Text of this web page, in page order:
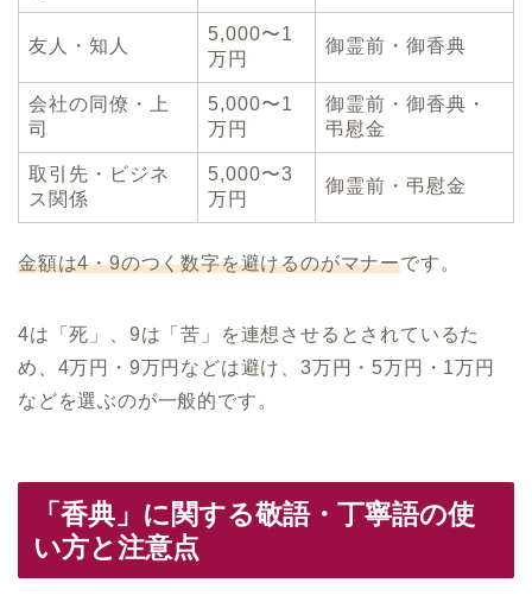
友人・知人
5,000〜1
万円
御霊前・御香典
会社の同僚・上
司
5,000〜1
万円
御霊前・御香典・
弔慰金
取引先・ビジネ
ス関係
5,000〜3
万円
御霊前・弔慰金
金額は4・9のつく数字を避けるのがマナーです。
4は「死」、9は「苦」を連想させるとされているた
め、4万円・9万円などは避け、3万円・5万円・1万円
などを選ぶのが一般的です。
「香典」に関する敬語・丁寧語の使
い方と注意点